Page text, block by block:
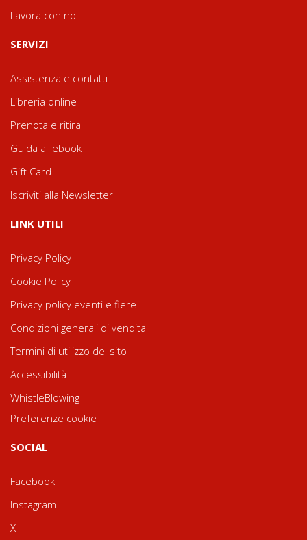
Lavora con noi
SERVIZI
Assistenza e contatti
Libreria online
Prenota e ritira
Guida all'ebook
Gift Card
Iscriviti alla Newsletter
LINK UTILI
Privacy Policy
Cookie Policy
Privacy policy eventi e fiere
Condizioni generali di vendita
Termini di utilizzo del sito
Accessibilità
WhistleBlowing
Preferenze cookie
SOCIAL
Facebook
Instagram
X